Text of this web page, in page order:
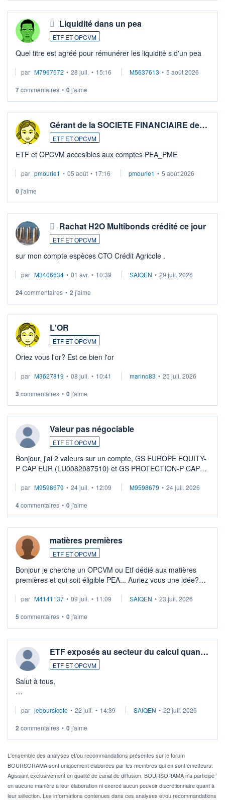
Liquidité dans un pea
ETF ET OPCVM
Quel titre est agréé pour rémunérer les liquidité s d'un pea
par M7967572 • 28 juil. • 15:16 M5637613 • 5 août 2026
7commentaires • 0j'aime
Gérant de la SOCIETE FINANCIAIRE de…
ETF ET OPCVM
ETF et OPCVM accesibles aux comptes PEA_PME
par pmourie1 • 05 août • 17:16 pmourie1 • 5 août 2026
0j'aime
Rachat H2O Multibonds crédité ce jour
ETF ET OPCVM
sur mon compte espèces CTO Crédit Agricole .
par M3406634 • 01 avr. • 10:39 SAIQEN • 29 juil. 2026
24commentaires • 2 j'aime
L'OR
ETF ET OPCVM
Oriez vous l'or? Est ce bien l'or
par M3627819 • 08 juil. • 10:41 marino83 • 25 juil. 2026
3 commentaires • 0j'aime
Valeur pas négociable
ETF ET OPCVM
Bonjour, j'ai 2 valeurs sur un compte, GS EUROPE EQUITY-
P CAP EUR (LU0082087510) et GS PROTECTION-P CAP
veux procéder à la vente, on me signale ...
par M9598679 • 24 juil. • 12:09 M9598679 • 24 juil. 2026
4commentaires • 0j'aime
matières premières
ETF ET OPCVM
Bonjour je cherche un OPCVM ou Etf dédié aux matières
premières et qui soit éligible PEA... Auriez vous une idée?
par M4141137 • 09 juil. • 11:09 SAIQEN • 23 juil. 2026
5 commentaires • 0j'aime
ETF exposés au secteur du calcul quan…
ETF ET OPCVM
Salut à tous,
via un ETF plutôt que des actions individuelles.
Idéalement, je voudrais qu'il soit éligible au PEA.
Pour l' ...
par jeboursicote • 22 juil. • 14:39 SAIQEN • 22 juil. 2026
2 commentaires • 0j'aime
L'ensemble des analyses et/ou recommandations présentes sur le forum
BOURSORAMA sont uniquement élaborées par les membres qui en sont émetteurs.
Agissant exclusivement en qualité de canal de diffusion, BOURSORAMA n'a participé
en aucune manière à leur élaboration ni exercé aucun pouvoir discrétionnaire quant à
leur sélection. Les informations contenues dans ces analyses et/ou recommandations